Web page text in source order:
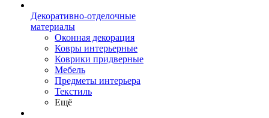
Декоративно-отделочные
материалы
Оконная декорация
Ковры интерьерные
Коврики придверные
Мебель
Предметы интерьера
Текстиль
Ещё